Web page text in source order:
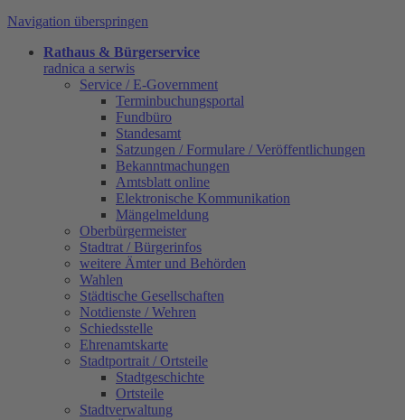
Navigation überspringen
Rathaus & Bürgerservice
radnica a serwis
Service / E-Government
Terminbuchungsportal
Fundbüro
Standesamt
Satzungen / Formulare / Veröffentlichungen
Bekanntmachungen
Amtsblatt online
Elektronische Kommunikation
Mängelmeldung
Oberbürgermeister
Stadtrat / Bürgerinfos
weitere Ämter und Behörden
Wahlen
Städtische Gesellschaften
Notdienste / Wehren
Schiedsstelle
Ehrenamtskarte
Stadtportrait / Ortsteile
Stadtgeschichte
Ortsteile
Stadtverwaltung